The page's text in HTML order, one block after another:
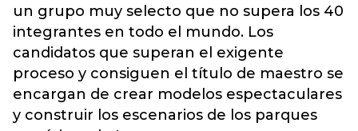
un grupo muy selecto que no supera los 40
integrantes en todo el mundo. Los
candidatos que superan el exigente
proceso y consiguen el título de maestro se
encargan de crear modelos espectaculares
y construir los escenarios de los parques